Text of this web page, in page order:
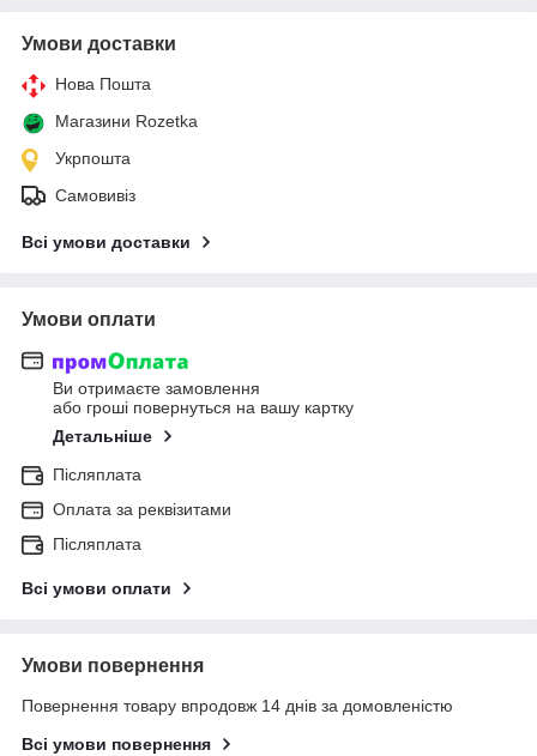
Умови доставки
Нова Пошта
Магазини Rozetka
Укрпошта
Самовивіз
Всі умови доставки
Умови оплати
Ви отримаєте замовлення
або гроші повернуться на вашу картку
Детальніше
Післяплата
Оплата за реквізитами
Післяплата
Всі умови оплати
Умови повернення
Повернення товару впродовж 14 днів за домовленістю
Всі умови повернення